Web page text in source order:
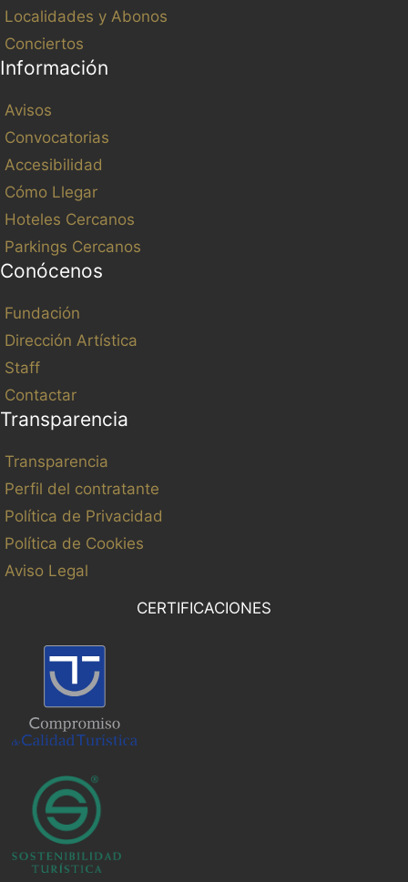
Localidades y Abonos
Conciertos
Información
Avisos
Convocatorias
Accesibilidad
Cómo Llegar
Hoteles Cercanos
Parkings Cercanos
Conócenos
Fundación
Dirección Artística
Staff
Contactar
Transparencia
Transparencia
Perfil del contratante
Política de Privacidad
Política de Cookies
Aviso Legal
CERTIFICACIONES